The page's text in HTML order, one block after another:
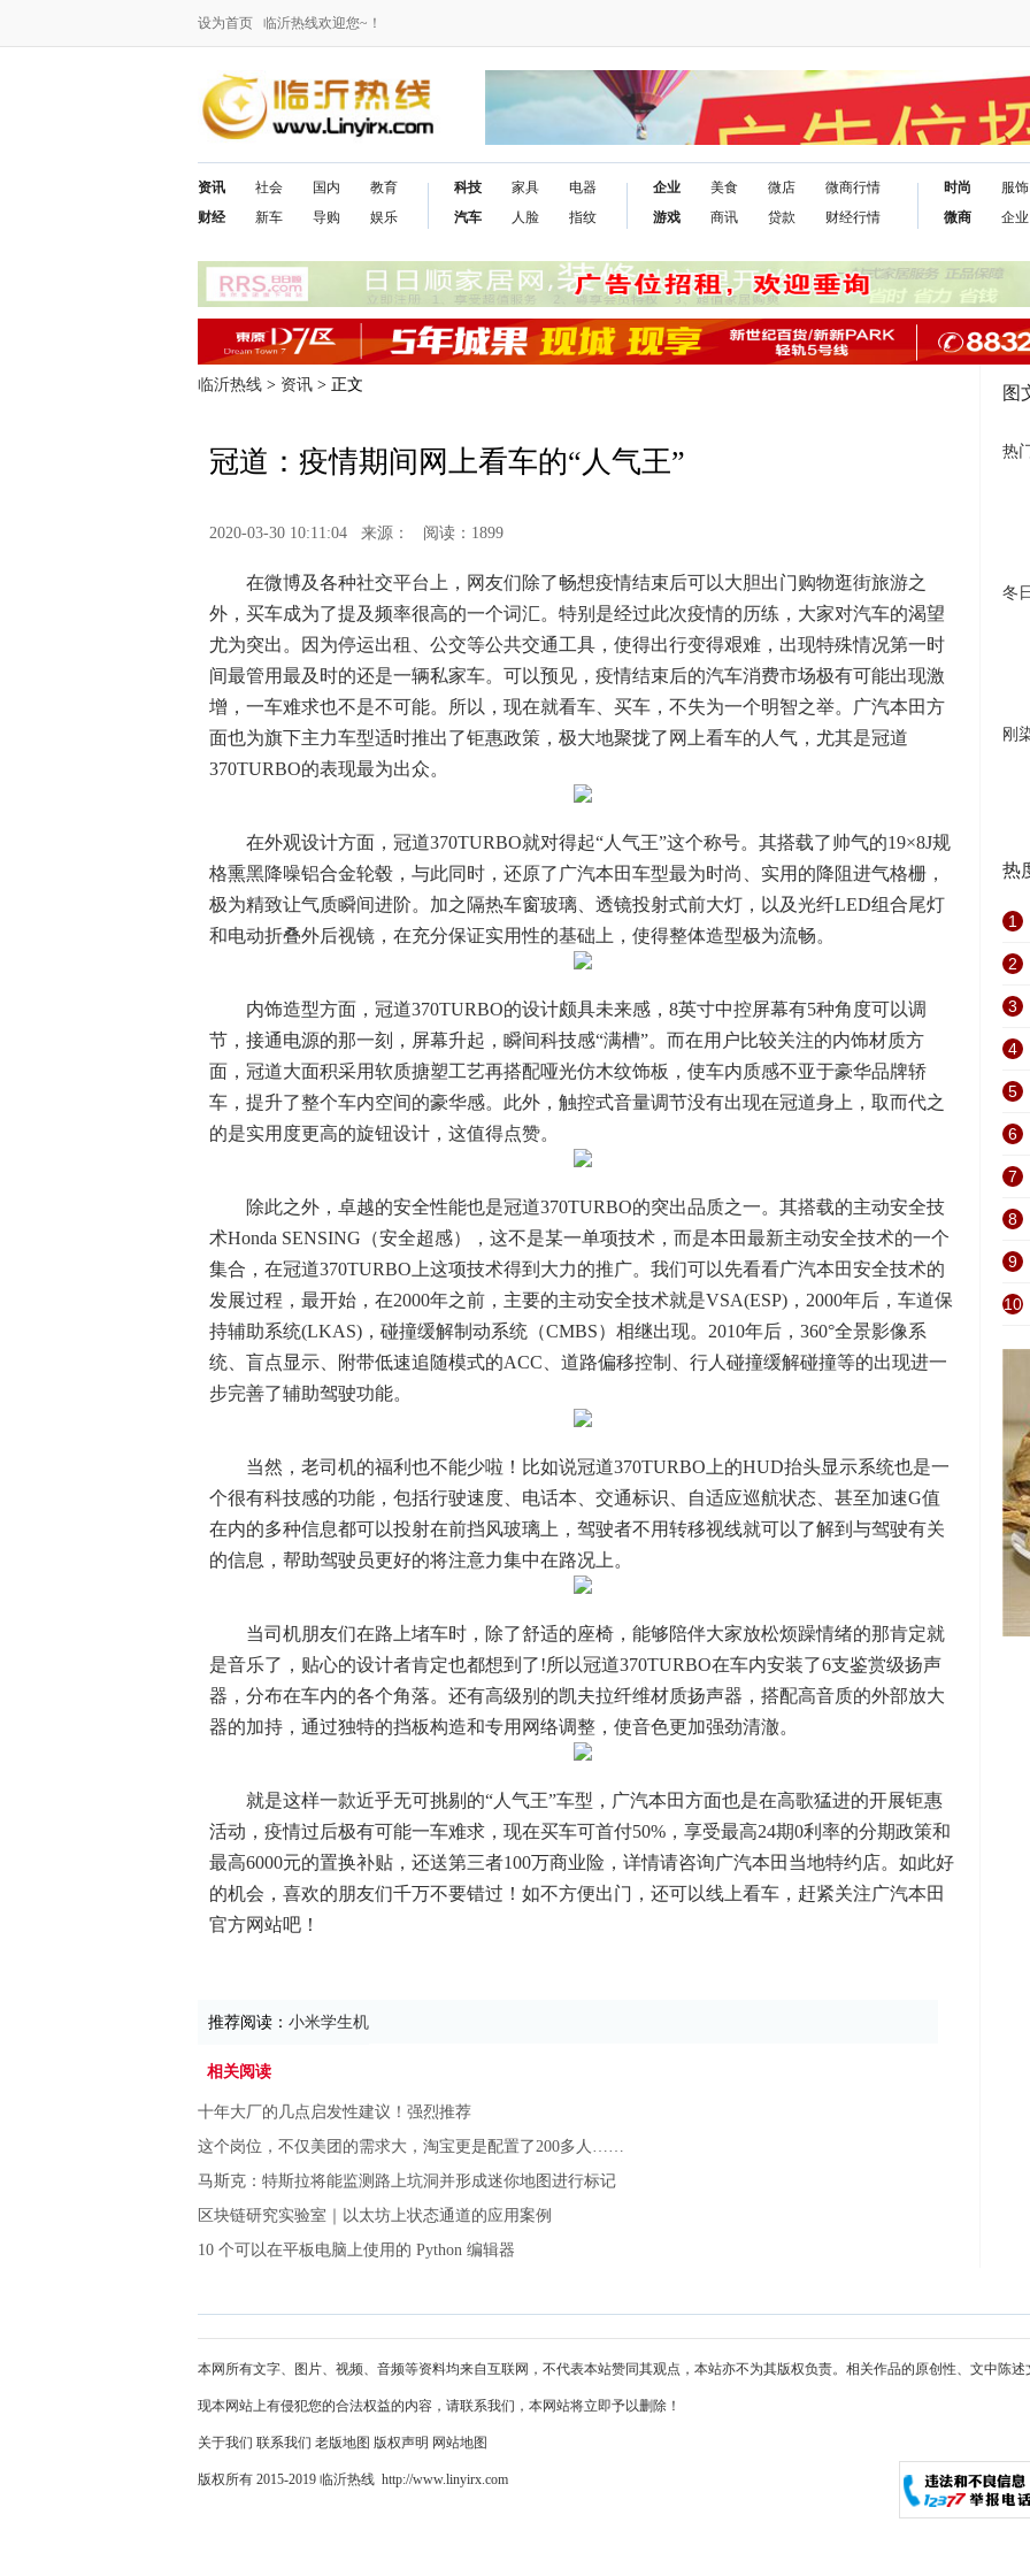
设为首页 临沂热线欢迎您~！
资讯
财经
社会
新车
国内
导购
教育
娱乐
科技
汽车
家具
人脸
电器
指纹
企业
游戏
美食
商讯
微店
贷款
微商行情
财经行情
时尚
微商
服饰
企业
临沂热线 > 资讯 > 正文
冠道：疫情期间网上看车的“人气王”
2020-03-30 10:11:04 来源： 阅读：1899
在微博及各种社交平台上，网友们除了畅想疫情结束后可以大胆出门购物逛街旅游之
外，买车成为了提及频率很高的一个词汇。特别是经过此次疫情的历练，大家对汽车的渴望
尤为突出。因为停运出租、公交等公共交通工具，使得出行变得艰难，出现特殊情况第一时
间最管用最及时的还是一辆私家车。可以预见，疫情结束后的汽车消费市场极有可能出现激
增，一车难求也不是不可能。所以，现在就看车、买车，不失为一个明智之举。广汽本田方
面也为旗下主力车型适时推出了钜惠政策，极大地聚拢了网上看车的人气，尤其是冠道
370TURBO的表现最为出众。
在外观设计方面，冠道370TURBO就对得起“人气王”这个称号。其搭载了帅气的19×8J规
格熏黑降噪铝合金轮毂，与此同时，还原了广汽本田车型最为时尚、实用的降阻进气格栅，
极为精致让气质瞬间进阶。加之隔热车窗玻璃、透镜投射式前大灯，以及光纤LED组合尾灯
和电动折叠外后视镜，在充分保证实用性的基础上，使得整体造型极为流畅。
内饰造型方面，冠道370TURBO的设计颇具未来感，8英寸中控屏幕有5种角度可以调
节，接通电源的那一刻，屏幕升起，瞬间科技感“满槽”。而在用户比较关注的内饰材质方
面，冠道大面积采用软质搪塑工艺再搭配哑光仿木纹饰板，使车内质感不亚于豪华品牌轿
车，提升了整个车内空间的豪华感。此外，触控式音量调节没有出现在冠道身上，取而代之
的是实用度更高的旋钮设计，这值得点赞。
除此之外，卓越的安全性能也是冠道370TURBO的突出品质之一。其搭载的主动安全技
术Honda SENSING（安全超感），这不是某一单项技术，而是本田最新主动安全技术的一个
集合，在冠道370TURBO上这项技术得到大力的推广。我们可以先看看广汽本田安全技术的
发展过程，最开始，在2000年之前，主要的主动安全技术就是VSA(ESP)，2000年后，车道保
持辅助系统(LKAS)，碰撞缓解制动系统（CMBS）相继出现。2010年后，360°全景影像系
统、盲点显示、附带低速追随模式的ACC、道路偏移控制、行人碰撞缓解碰撞等的出现进一
步完善了辅助驾驶功能。
当然，老司机的福利也不能少啦！比如说冠道370TURBO上的HUD抬头显示系统也是一
个很有科技感的功能，包括行驶速度、电话本、交通标识、自适应巡航状态、甚至加速G值
在内的多种信息都可以投射在前挡风玻璃上，驾驶者不用转移视线就可以了解到与驾驶有关
的信息，帮助驾驶员更好的将注意力集中在路况上。
当司机朋友们在路上堵车时，除了舒适的座椅，能够陪伴大家放松烦躁情绪的那肯定就
是音乐了，贴心的设计者肯定也都想到了!所以冠道370TURBO在车内安装了6支鉴赏级扬声
器，分布在车内的各个角落。还有高级别的凯夫拉纤维材质扬声器，搭配高音质的外部放大
器的加持，通过独特的挡板构造和专用网络调整，使音色更加强劲清澈。
就是这样一款近乎无可挑剔的“人气王”车型，广汽本田方面也是在高歌猛进的开展钜惠
活动，疫情过后极有可能一车难求，现在买车可首付50%，享受最高24期0利率的分期政策和
最高6000元的置换补贴，还送第三者100万商业险，详情请咨询广汽本田当地特约店。如此好
的机会，喜欢的朋友们千万不要错过！如不方便出门，还可以线上看车，赶紧关注广汽本田
官方网站吧！
推荐阅读： 小米学生机
相关阅读
十年大厂的几点启发性建议！强烈推荐
这个岗位，不仅美团的需求大，淘宝更是配置了200多人……
马斯克：特斯拉将能监测路上坑洞并形成迷你地图进行标记
区块链研究实验室｜以太坊上状态通道的应用案例
10 个可以在平板电脑上使用的 Python 编辑器
图
热
冬
刚
热
1
2
3
4
5
6
7
8
9
10
本网所有文字、图片、视频、音频等资料均来自互联网，不代表本站赞同其观点，本站亦不为其版权负责。相关作品的原创性、文中陈
现本网站上有侵犯您的合法权益的内容，请联系我们，本网站将立即予以删除！
关于我们 联系我们 老版地图 版权声明 网站地图
版权所有 2015-2019 临沂热线 http://www.linyirx.com